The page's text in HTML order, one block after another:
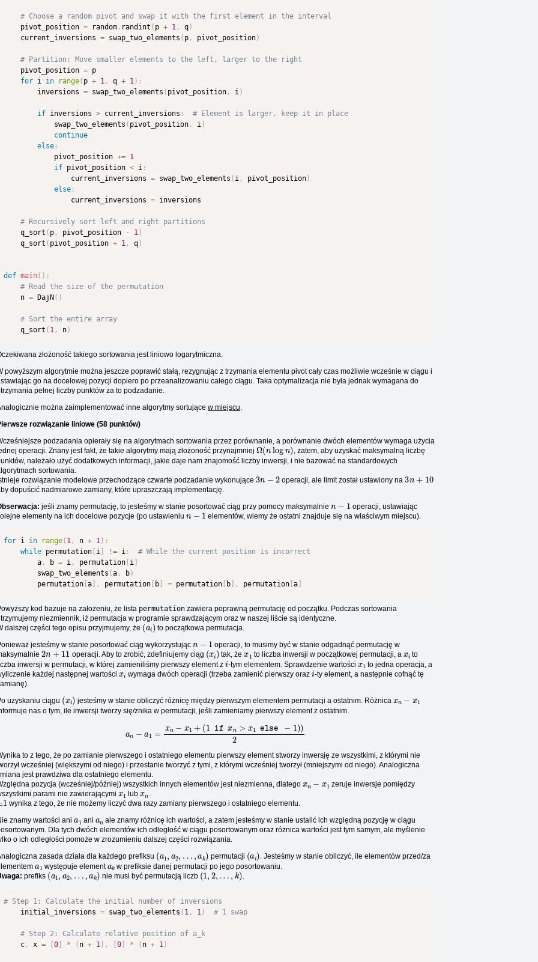
# Choose a random pivot and swap it with the first element in the interval
    pivot_position
= random . randint ( p + 1 , q)
    current_inversions
= swap_two_elements ( p , pivot_position)
# Partition: Move smaller elements to the left, larger to the right
    pivot_position
= p
for i in range( p + 1 , q + 1) :
        inversions
= swap_two_elements ( pivot_position , i)
if inversions > current_inversions :
# Element is larger, keep it in place
            swap_two_elements
( pivot_position , i)
continue
else :
            pivot_position
+= 1
if pivot_position < i :
                current_inversions
= swap_two_elements ( i , pivot_position)
else :
                current_inversions
= inversions
# Recursively sort left and right partitions
    q_sort
( p , pivot_position - 1)
    q_sort
( pivot_position + 1 , q)
def main( ) :
# Read the size of the permutation
    n
= DajN ( )
# Sort the entire array
    q_sort
( 1 , n)
złożoność takiego sortowania jest liniowo logarytmiczna.
powyższym algorytmie można jeszcze poprawić stałą, rezygnując z trzymania elementu pivot cały czas możliwie wcześnie w ciągu i
go na docelowej pozycji dopiero po przeanalizowaniu całego ciągu. Taka optymalizacja nie była jednak wymagana do
pełnej liczby punktów za to podzadanie.
można zaimplementować inne algorytmy sortujące w miejscu.
rozwiązanie liniowe (58 punktów)
podzadania opierały się na algorytmach sortowania przez porównanie, a porównanie dwóch elementów wymaga użycia
operacji. Znany jest fakt, że takie algorytmy mają złożoność przynajmniej Ω(nlogn) , zatem, aby uzyskać maksymalną liczbę
należało użyć dodatkowych informacji, jakie daje nam znajomość liczby inwersji, i nie bazować na standardowych
sortowania.
rozwiązanie modelowe przechodzące czwarte podzadanie wykonujące 3 operacji, ale limit został ustawiony na3 +10
dopuścić nadmiarowe zamiany, które upraszczają implementację.
jeśli znamy permutację, to jesteśmy w stanie posortować ciąg przy pomocy maksymalnie
operacji, ustawiając
elementy na ich docelowe pozycje (po ustawieniu n−1 elementów, wiemy że ostatni znajduje się na właściwym miejscu).
for i in range( 1 , n + 1) :
while permutation [ i] != i :
# While the current position is incorrect
        a
, b = i , permutation [ i]
        swap_two_elements
(a , b)
        permutation
[a] , permutation [ b] = permutation [ b] , permutation [a]
kod bazuje na założeniu, że lista permutation zawiera poprawną permutację od początku. Podczas sortowania
niezmiennik, iż permutacja w programie sprawdzającym oraz w naszej liście są identyczne.
dalszej części tego opisu przyjmujemy, że (ai) to początkowa permutacja.
jesteśmy w stanie posortować ciąg wykorzystując
operacji, to musimy być w stanie odgadnąć permutację w
2n+11 operacji. Aby to zrobić, zdefiniujemy ciąg (x i) tak, żex1to liczba inwersji w początkowej permutacji, a
to
inwersji w permutacji, w której zamieniliśmy pierwszy element z i-tym elementem. Sprawdzenie wartości x1to jedna operacja, a
każdej następnej wartości xi wymaga dwóch operacji (trzeba zamienić pierwszy orazi-ty element, a następnie cofnąć tę
uzyskaniu ciągu ( ) jesteśmy w stanie obliczyć różnicę między pierwszym elementem permutacji a ostatnim. Różnica
nas o tym, ile inwersji tworzy się/znika w permutacji, jeśli zamieniamy pierwszy element z ostatnim.
1= x + 1 if x n> 1 else − 1
to z tego, że po zamianie pierwszego i ostatniego elementu pierwszy element stworzy inwersję ze wszystkimi, z którymi nie
wcześniej (większymi od niego) i przestanie tworzyć z tymi, z którymi wcześniej tworzył (mniejszymi od niego). Analogiczna
jest prawdziwa dla ostatniego elementu.
pozycja (wcześniej/później) wszystkich innych elementów jest niezmienna, dlatego
zeruje inwersje pomiędzy
parami nie zawierającymi x 1 lubxn.
1 wynika z tego, że nie możemy liczyć dwa razy zamiany pierwszego i ostatniego elementu.
znamy wartości ani
ani
ale znamy różnicę ich wartości, a zatem jesteśmy w stanie ustalić ich względną pozycję w ciągu
Dla tych dwóch elementów ich odległość w ciągu posortowanym oraz różnica wartości jest tym samym, ale myślenie
o ich odległości pomoże w zrozumieniu dalszej części rozwiązania.
zasada działa dla każdego prefiksu ( permutacji (a ) . Jesteśmy w stanie obliczyć, ile elementów przed/za
a1występuje elementakw prefiksie danej permutacji po jego posortowaniu.
prefiks (a1,a2,…,ak) nie musi być permutacją liczb(1 ,2,…,k) .
# Step 1: Calculate the initial number of inversions
    initial_inversions
= swap_two_elements ( 1 , 1 ) # 1 swap
# Step 2: Calculate relative position of a_k
    c
, x = [0] * ( n + 1 ) , [0] * ( n + 1 )